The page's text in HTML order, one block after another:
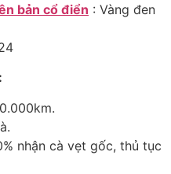
bản cổ điển : Vàng đen
nhận cà vẹt gốc, thủ tục